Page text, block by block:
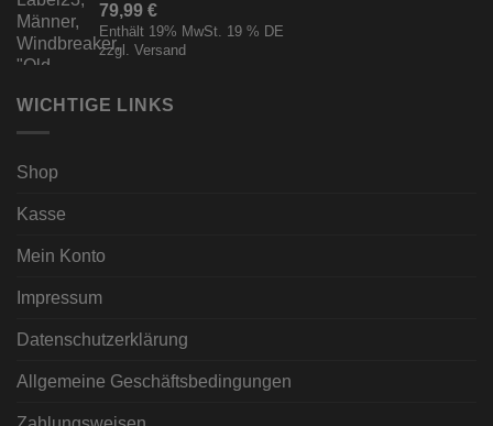
79,99 €
Enthält 19% MwSt. 19 % DE
zzgl. Versand
WICHTIGE LINKS
Shop
Kasse
Mein Konto
Impressum
Datenschutzerklärung
Allgemeine Geschäftsbedingungen